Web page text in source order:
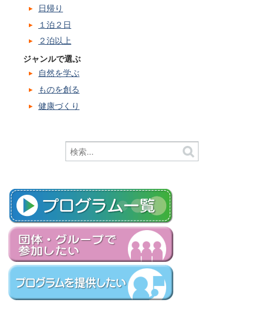
日帰り
１泊２日
２泊以上
ジャンルで選ぶ
自然を学ぶ
ものを創る
健康づくり